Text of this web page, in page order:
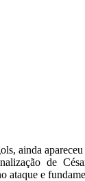
ainda apareceu
de
ataque e